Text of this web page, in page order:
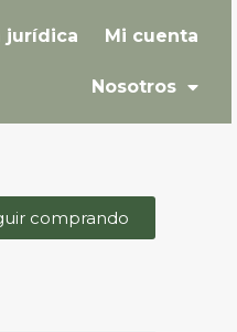
jurídica Mi cuenta
Nosotros
comprando